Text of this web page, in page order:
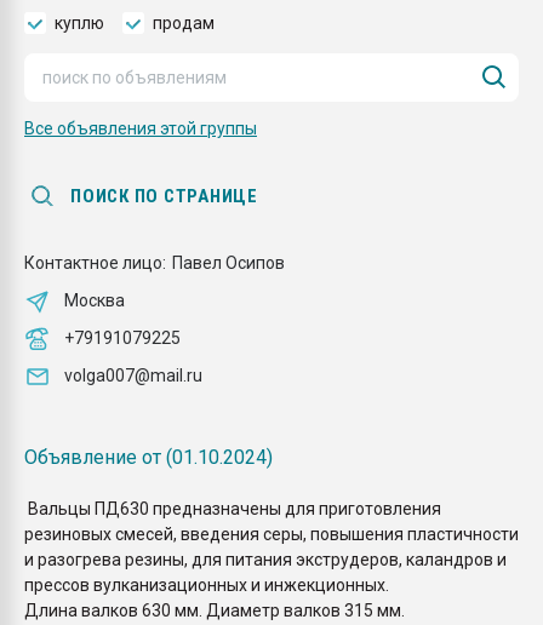
куплю продам
Все объявления этой группы
ПОИСК ПО СТРАНИЦЕ
Контактное лицо: Павел Осипов
Москва
+79191079225
volga007@mail.ru
Объявление от (01.10.2024)
Вальцы ПД630 предназначены для приготовления
резиновых смесей, введения серы, повышения пластичности
и разогрева резины, для питания экструдеров, каландров и
прессов вулканизационных и инжекционных.
Длина валков 630 мм. Диаметр валков 315 мм.